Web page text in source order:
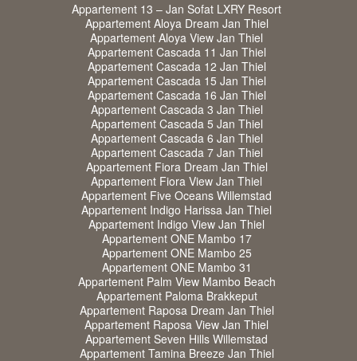
Appartement 13 – Jan Sofat LXRY Resort
Appartement Aloya Dream Jan Thiel
Appartement Aloya View Jan Thiel
Appartement Cascada 11 Jan Thiel
Appartement Cascada 12 Jan Thiel
Appartement Cascada 15 Jan Thiel
Appartement Cascada 16 Jan Thiel
Appartement Cascada 3 Jan Thiel
Appartement Cascada 5 Jan Thiel
Appartement Cascada 6 Jan Thiel
Appartement Cascada 7 Jan Thiel
Appartement Fiora Dream Jan Thiel
Appartement Fiora View Jan Thiel
Appartement Five Oceans Willemstad
Appartement Indigo Harissa Jan Thiel
Appartement Indigo View Jan Thiel
Appartement ONE Mambo 17
Appartement ONE Mambo 25
Appartement ONE Mambo 31
Appartement Palm View Mambo Beach
Appartement Paloma Brakkeput
Appartement Raposa Dream Jan Thiel
Appartement Raposa View Jan Thiel
Appartement Seven Hills Willemstad
Appartement Tamina Breeze Jan Thiel